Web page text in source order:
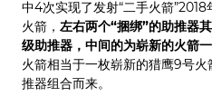
中4次实现了发射“二手火箭
火箭， 左右两个“捆绑”的助推器
级助推器，中间的为崭新的火箭一
火箭相当于一枚崭新的猎鹰9号
推器组合而来。